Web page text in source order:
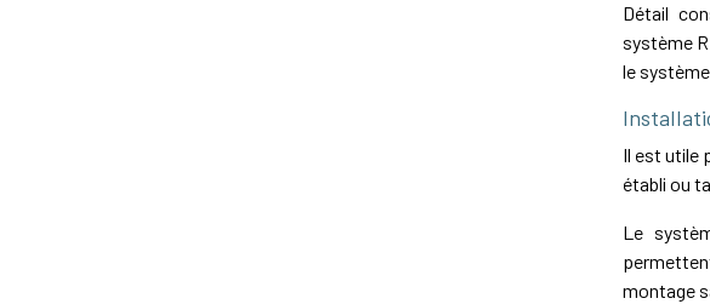
Détail
système
le
Il est utile
établi ou
Le
montage